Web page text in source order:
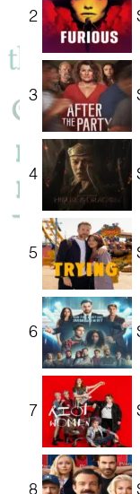
2
3
4
5
6
7
8